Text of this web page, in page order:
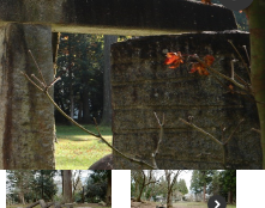
N
e
xt